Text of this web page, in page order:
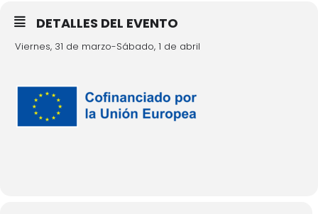
DETALLES DEL EVENTO
Viernes, 31 de marzo-Sábado, 1 de abril